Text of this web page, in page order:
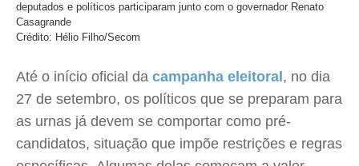
deputados e políticos participaram junto com o governador Renato
Casagrande
Crédito: Hélio Filho/Secom
Até o início oficial da campanha eleitoral , no dia
27 de setembro, os políticos que se preparam para
as urnas já devem se comportar como pré-
candidatos, situação que impõe restrições e regras